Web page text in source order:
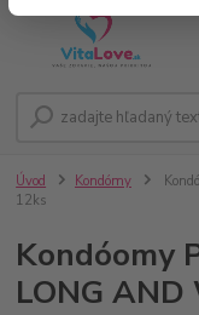
Úvod Kondómy
12ks
Kondóomy
LONG